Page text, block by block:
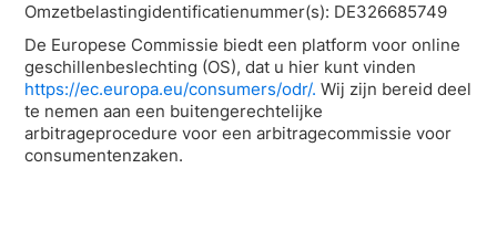
Omzetbelastingidentificatienummer(s): DE326685749
De Europese Commissie biedt een platform voor online
geschillenbeslechting (OS), dat u hier kunt vinden
https://ec.europa.eu/consumers/odr/. Wij zijn bereid deel
te nemen aan een buitengerechtelijke
arbitrageprocedure voor een arbitragecommissie voor
consumentenzaken.